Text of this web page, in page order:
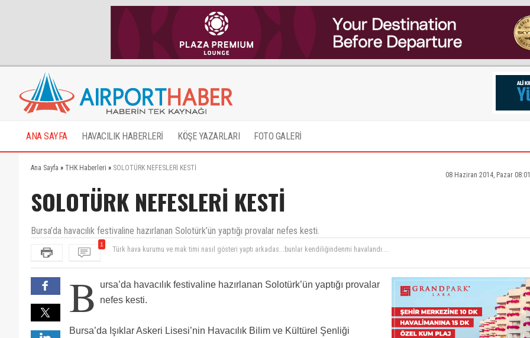
ANA SAYFA HAVACILIK HABERLERİ KÖŞE YAZARLARI FOTO GALERİ
Ana Sayfa » THK Haberleri » SOLOTÜRK NEFESLERİ KESTİ
08 Haziran 2014, Pazar
SOLOTÜRK NEFESLERİ KESTİ
Bursa’da havacılık festivaline hazırlanan Solotürk’ün yaptığı provalar nefes kesti.
1
Türk hava kurumu ve mak timi nasıl gösteri yaptı arkadas...bunlar kendiliğindenmi havalandı....
B
ursa’da havacılık festivaline hazırlanan Solotürk’ün yaptığı provalar
nefes kesti.
Bursa’da Işıklar Askeri Lisesi’nin Havacılık Bilim ve Kültürel Şenliği